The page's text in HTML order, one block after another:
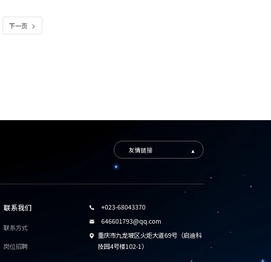
下一页 
友情链接
联系我们
联系方式
岗位招聘
 +023-68043370
 646601793@qq.com

重庆市九龙坡区火炬大道69号（启迪科
技园4号楼102-1）